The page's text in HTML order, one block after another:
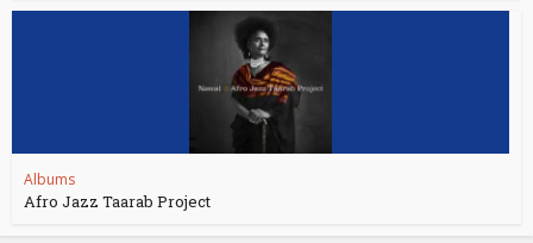
Albums
Afro Jazz Taarab Project